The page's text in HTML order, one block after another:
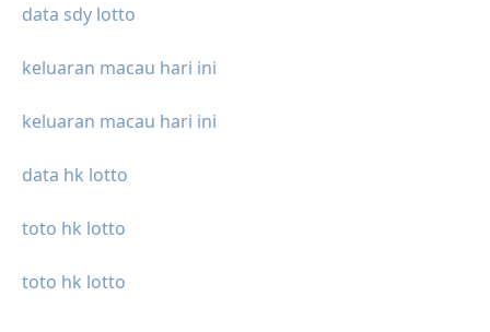
data sdy lotto
keluaran macau hari ini
keluaran macau hari ini
data hk lotto
toto hk lotto
toto hk lotto